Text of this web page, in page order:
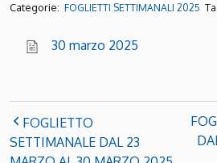
Categorie: FOGLIETTI SETTIMANALI 2025
30 marzo 2025
FOGLIETTO
SETTIMANALE DAL 23